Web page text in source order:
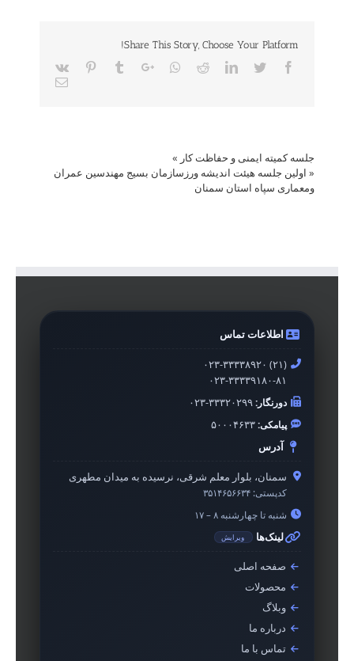
Share This Story, Choose Your Platform!
Facebook
Twitter
LinkedIn
Reddit
Whatsapp
Google+
Tumblr
Pinterest
Vk
Email
جلسه کمیته ایمنی و حفاظت کار »
« اولین جلسه هیئت اندیشه ورزسازمان بسیج مهندسین عمران
ومعماری سپاه استان سمنان
اطلاعات تماس
۰۲۳-۳۳۳۳۸۹۲۰ (۲۱)
۰۲۳-۳۳۳۳۹۱۸۰-۸۱
دورنگار:۰۲۳-۳۳۳۲۰۲۹۹
پیامکی:۵۰۰۰۴۶۳۳
آدرس
سمنان، بلوار معلم شرقی، نرسیده به میدان مطهری
کدپستی: ۳۵۱۴۶۵۶۶۳۴
شنبه تا چهارشنبه ۸ – ۱۷
لینک‌ها ویرایش
صفحه اصلی
محصولات
وبلاگ
درباره ما
تماس با ما